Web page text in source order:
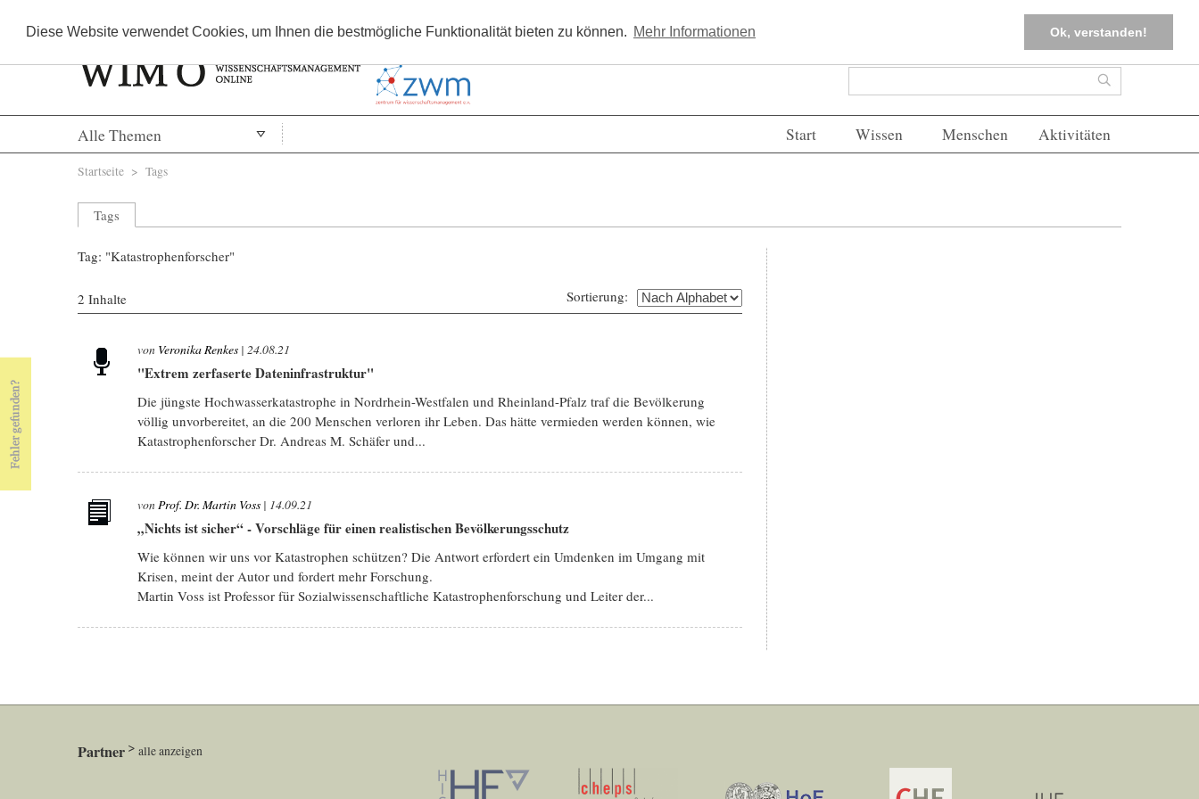
Diese Website verwendet Cookies, um Ihnen die bestmögliche Funktionalität bieten zu können. Mehr Informationen Ok, verstanden!
Kostenlos registrieren FAQs Einloggen
Suchformular Suche
Alle Themen Start Wissen Menschen Aktivitäten
Sie sind hier
Startseite > Tags
Tags
Tag: "Katastrophenforscher"
2 Inhalte Sortierung:
von Veronika Renkes | 24.08.21
"Extrem zerfaserte Dateninfrastruktur"
Die jüngste Hochwasserkatastrophe in Nordrhein-Westfalen und Rheinland-Pfalz traf die Bevölkerung
völlig unvorbereitet, an die 200 Menschen verloren ihr Leben. Das hätte vermieden werden können, wie
Katastrophenforscher Dr. Andreas M. Schäfer und...
von Prof. Dr. Martin Voss | 14.09.21
„Nichts ist sicher“ - Vorschläge für einen realistischen Bevölkerungsschutz
Wie können wir uns vor Katastrophen schützen? Die Antwort erfordert ein Umdenken im Umgang mit
Krisen, meint der Autor und fordert mehr Forschung.
Martin Voss ist Professor für Sozialwissenschaftliche Katastrophenforschung und Leiter der...
Partner alle anzeigen